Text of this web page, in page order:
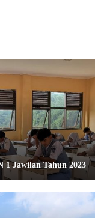
1 Jawilan Tahun 2023